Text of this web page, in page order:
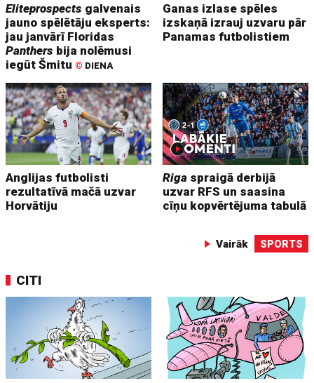
Eliteprospects galvenais
jauno spēlētāju eksperts:
jau janvārī Floridas
Panthers bija nolēmusi
iegūt Šmitu © DIENA
Ganas izlase spēles
izskaņā izrauj uzvaru pār
Panamas futbolistiem
Anglijas futbolisti
rezultatīvā mačā uzvar
Horvātiju
Riga spraigā derbijā
uzvar RFS un saasina
cīņu kopvērtējuma tabulā
Vairāk SPORTS
CITI